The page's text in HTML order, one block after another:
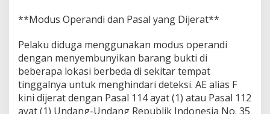
**Modus Operandi dan Pasal yang Dijerat**
Pelaku diduga menggunakan modus operandi
dengan menyembunyikan barang bukti di
beberapa lokasi berbeda di sekitar tempat
tinggalnya untuk menghindari deteksi. AE alias F
kini dijerat dengan Pasal 114 ayat (1) atau Pasal 112
ayat (1) Undang-Undang Republik Indonesia No. 35